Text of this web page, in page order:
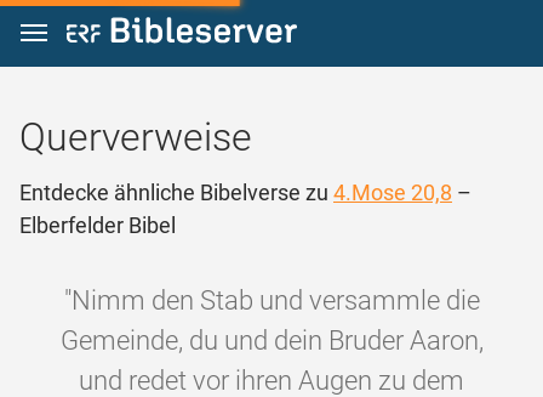
Zum Inhalt springen
Querverweise
Entdecke ähnliche Bibelverse zu 4.Mose 20,8 –
Elberfelder Bibel
"Nimm den Stab und versammle die
Gemeinde, du und dein Bruder Aaron,
und redet vor ihren Augen zu dem